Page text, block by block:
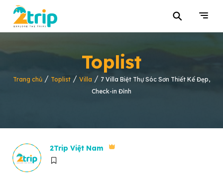
⚲
Toplist
Trang chủ / Toplist / Villa / 7 Villa Biệt Thự Sóc Sơn Thiết Kế Đẹp,
Check-in Đỉnh
2Trip Việt Nam